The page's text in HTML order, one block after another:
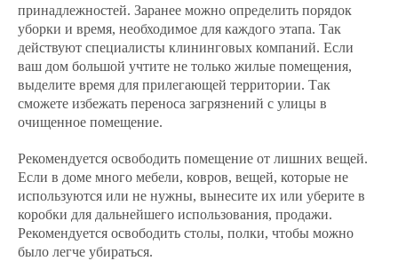
принадлежностей. Заранее можно определить порядок
уборки и время, необходимое для каждого этапа. Так
действуют специалисты клининговых компаний. Если
ваш дом большой учтите не только жилые помещения,
выделите время для прилегающей территории. Так
сможете избежать переноса загрязнений с улицы в
очищенное помещение.
Рекомендуется освободить помещение от лишних вещей.
Если в доме много мебели, ковров, вещей, которые не
используются или не нужны, вынесите их или уберите в
коробки для дальнейшего использования, продажи.
Рекомендуется освободить столы, полки, чтобы можно
было легче убираться.